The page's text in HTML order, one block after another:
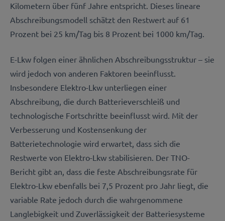
Kilometern über fünf Jahre entspricht. Dieses lineare
Abschreibungsmodell schätzt den Restwert auf 61
Prozent bei 25 km/Tag bis 8 Prozent bei 1000 km/Tag.
E-Lkw folgen einer ähnlichen Abschreibungsstruktur – sie
wird jedoch von anderen Faktoren beeinflusst.
Insbesondere Elektro-Lkw unterliegen einer
Abschreibung, die durch Batterieverschleiß und
technologische Fortschritte beeinflusst wird. Mit der
Verbesserung und Kostensenkung der
Batterietechnologie wird erwartet, dass sich die
Restwerte von Elektro-Lkw stabilisieren. Der TNO-
Bericht gibt an, dass die feste Abschreibungsrate für
Elektro-Lkw ebenfalls bei 7,5 Prozent pro Jahr liegt, die
variable Rate jedoch durch die wahrgenommene
Langlebigkeit und Zuverlässigkeit der Batteriesysteme